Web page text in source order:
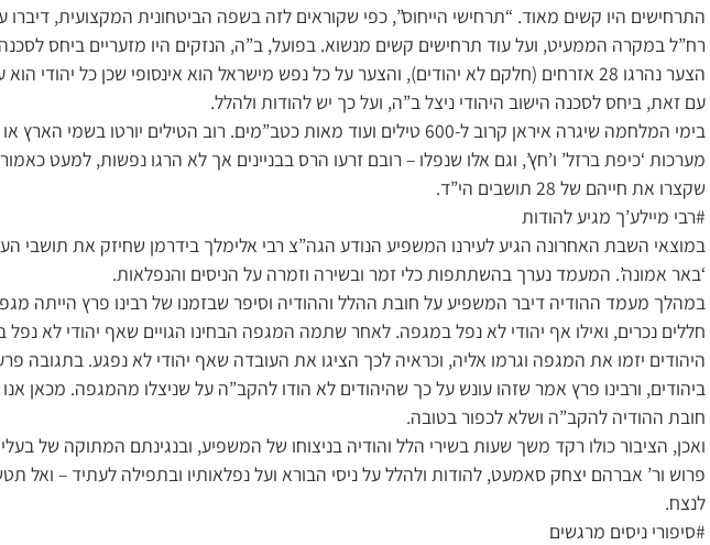
התרחישים היו קשים מאוד. “תרחישי הייחוס”, כפי שקוראים לזה בשפה הביטחונית המקצועית, דיברו
רח”ל במקרה הממעיט, ועל עוד תרחישים קשים מנשוא. בפועל, ב”ה, הנזקים היו מזעריים ביחס
הצער נהרגו 28 אזרחים (חלקם לא יהודים), והצער על כל נפש מישראל הוא אינסופי שכן כל יהודי
עם זאת, ביחס לסכנה הישוב היהודי ניצל ב”ה, ועל כך יש להודות ולהלל.
בימי המלחמה שיגרה איראן קרוב ל-600 טילים ועוד מאות כטב”מים. רוב הטילים יורטו
מערכות ‘כיפת ברזל’ ו’חץ’, וגם אלו שנפלו – רובם זרעו הרס בבניינים אך לא הרגו נפשות, למעט
שקצרו את חייהם של 28 תושבים הי”ד.
#רבי מיילע’ך מגיע להודות
במוצאי השבת האחרונה הגיע לעירנו המשפיע הנודע הגה”צ רבי אלימלך בידרמן שחיזק את תושבי
‘באר אמונה’. המעמד נערך בהשתתפות כלי זמר ובשירה וזמרה על הניסים והנפלאות.
במהלך מעמד ההודיה דיבר המשפיע על חובת ההלל וההודיה וסיפר שבזמנו של רבינו פרץ הייתה
חללים נכרים, ואילו אף יהודי לא נפל במגפה. לאחר שתמה המגפה הבחינו הגויים שאף יהודי לא נפל
היהודים יזמו את המגפה וגרמו אליה, וכראיה לכך הציגו את העובדה שאף יהודי לא נפגע. בתגובה
ביהודים, ורבינו פרץ אמר שזהו עונש על כך שהיהודים לא הודו להקב”ה על שניצלו מהמגפה. מכאן
חובת ההודיה להקב”ה ושלא לכפור בטובה.
ואכן, הציבור כולו רקד משך שעות בשירי הלל והודיה בניצוחו של המשפיע, ובנגינתם המתוקה של בעלי
פרוש ור’ אברהם יצחק סאמעט, להודות ולהלל על ניסי הבורא ועל נפלאותיו ובתפילה לעתיד – ואל
לנצח.
#סיפורי ניסים מרגשים